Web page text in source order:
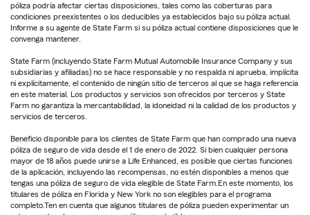
póliza podría afectar ciertas disposiciones, tales como las coberturas para
condiciones preexistentes o los deducibles ya establecidos bajo su póliza actual.
Informe a su agente de State Farm si su póliza actual contiene disposiciones que le
convenga mantener.
State Farm (incluyendo State Farm Mutual Automobile Insurance Company y sus
subsidiarias y afiliadas) no se hace responsable y no respalda ni aprueba, implícita
ni explícitamente, el contenido de ningún sitio de terceros al que se haga referencia
en este material. Los productos y servicios son ofrecidos por terceros y State
Farm no garantiza la mercantabilidad, la idoneidad ni la calidad de los productos y
servicios de terceros.
Beneficio disponible para los clientes de State Farm que han comprado una nueva
póliza de seguro de vida desde el 1 de enero de 2022. Si bien cualquier persona
mayor de 18 años puede unirse a Life Enhanced, es posible que ciertas funciones
de la aplicación, incluyendo las recompensas, no estén disponibles a menos que
tengas una póliza de seguro de vida elegible de State Farm.En este momento, los
titulares de póliza en Florida y New York no son elegibles para el programa
completo.Ten en cuenta que algunos titulares de póliza pueden experimentar un